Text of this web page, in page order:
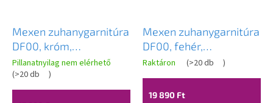
Mexen zuhanygarnitúra
DF00, króm,
785004582-00
Pillanatnyilag nem elérhető
(>20 db )
Mexen zuhanygarnitúra
DF00, fehér,
785004582-20
Raktáron (>20 db )
19 890 Ft